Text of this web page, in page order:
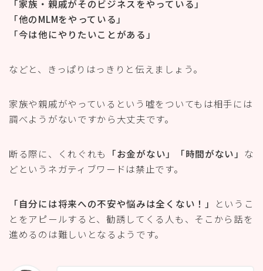
「家族・親戚がそのビジネスをやっている」
「他のMLMをやっている」
「今は他にやりたいことがある」
などと、きっぱりはっきりと伝えましょう。
家族や親戚がやっているという嘘をついてもは相手には
調べようがないですから大丈夫です。
断る際に、くれぐれも 「お金がない」「時間がない」 な
どというネガティブワードは禁止です。
「自分には将来への不安や悩みは全くない！」
というこ
とをアピールすると、勧誘してくる人も、そこから話を
進めるのは難しいとなるようです。